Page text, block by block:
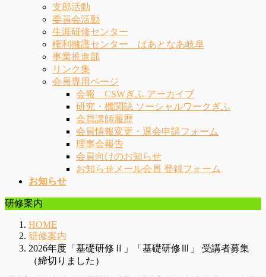
支部活動
委員会活動
生涯研修センター
権利擁護センター ぱあとなあ岐阜
事業推進部
リンク集
会員専用ページ
会報 CSWぎふ アーカイブ
研究・機関誌 ソーシャルワークぎふ
会員講師履歴
会員情報変更・退会申請フォーム
理事会報告
会員向けのお知らせ
お知らせメール会員 登録フォーム
お知らせ
研修案内
HOME
研修案内
2026年度「基礎研修Ⅱ」「基礎研修Ⅲ」 受講者募集
（締切りました）